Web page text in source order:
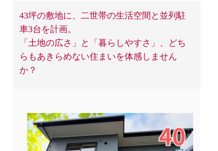
43坪の敷地に、二世帯の生活空間と並列駐
車3台を計画。
「土地の広さ」と「暮らしやすさ」、どち
らもあきらめない住まいを体感しません
か？